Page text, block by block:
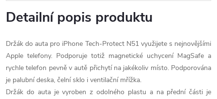
Detailní popis produktu
Držák do auta pro iPhone Tech-Protect N51 využijete s nejnovějšími
Apple telefony. Podporuje totiž magnetické uchycení MagSafe a
rychle telefon pevně v autě přichytí na jakékoliv místo. Podporována
je palubní deska, čelní sklo i ventilační mřížka.
Držák do auta je vyroben z odolného plastu a na přední části je